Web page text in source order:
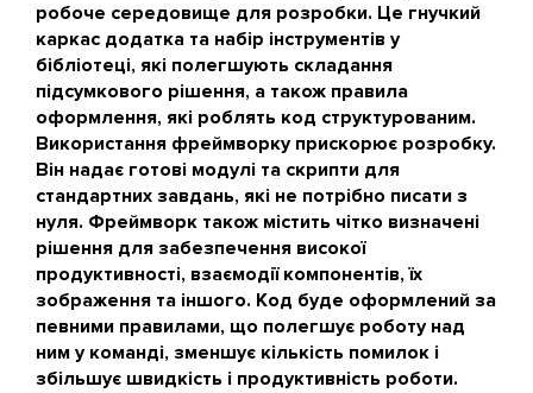
робоче середовище для розробки. Це гнучкий
каркас додатка та набір інструментів у
бібліотеці, які полегшують складання
підсумкового рішення, а також правила
оформлення, які роблять код структурованим.
Використання фреймворку прискорює розробку.
Він надає готові модулі та скрипти для
стандартних завдань, які не потрібно писати з
нуля. Фреймворк також містить чітко визначені
рішення для забезпечення високої
продуктивності, взаємодії компонентів, їх
зображення та іншого. Код буде оформлений за
певними правилами, що полегшує роботу над
ним у команді, зменшує кількість помилок і
збільшує швидкість і продуктивність роботи.